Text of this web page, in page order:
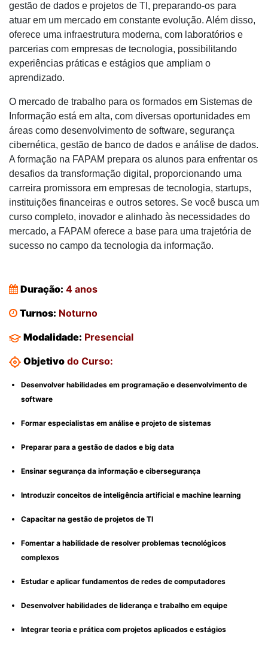
gestão de dados e projetos de TI, preparando-os para
atuar em um mercado em constante evolução. Além disso,
oferece uma infraestrutura moderna, com laboratórios e
parcerias com empresas de tecnologia, possibilitando
experiências práticas e estágios que ampliam o
aprendizado.
O mercado de trabalho para os formados em Sistemas de
Informação está em alta, com diversas oportunidades em
áreas como desenvolvimento de software, segurança
cibernética, gestão de banco de dados e análise de dados.
A formação na FAPAM prepara os alunos para enfrentar os
desafios da transformação digital, proporcionando uma
carreira promissora em empresas de tecnologia, startups,
instituições financeiras e outros setores. Se você busca um
curso completo, inovador e alinhado às necessidades do
mercado, a FAPAM oferece a base para uma trajetória de
sucesso no campo da tecnologia da informação.
Duração: 4 anos
Turnos: Noturno
Modalidade: Presencial
Objetivo do Curso:
Desenvolver habilidades em programação e desenvolvimento de
software
Formar especialistas em análise e projeto de sistemas
Preparar para a gestão de dados e big data
Ensinar segurança da informação e cibersegurança
Introduzir conceitos de inteligência artificial e machine learning
Capacitar na gestão de projetos de TI
Fomentar a habilidade de resolver problemas tecnológicos
complexos
Estudar e aplicar fundamentos de redes de computadores
Desenvolver habilidades de liderança e trabalho em equipe
Integrar teoria e prática com projetos aplicados e estágios